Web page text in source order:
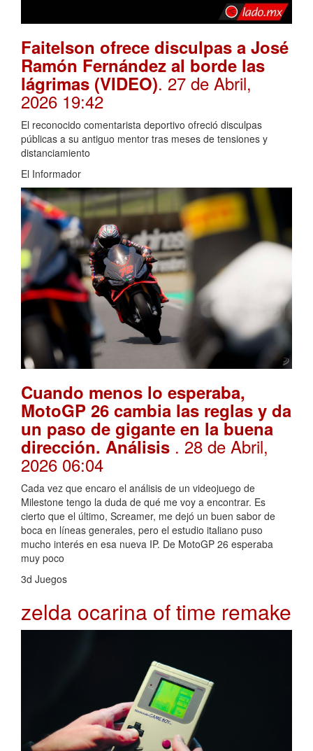
Faitelson ofrece disculpas a José
Ramón Fernández al borde las
lágrimas (VIDEO). 27 de Abril,
2026 19:42
El reconocido comentarista deportivo ofreció disculpas
públicas a su antiguo mentor tras meses de tensiones y
distanciamiento
El Informador
Cuando menos lo esperaba,
MotoGP 26 cambia las reglas y da
un paso de gigante en la buena
dirección. Análisis . 28 de Abril,
2026 06:04
Cada vez que encaro el análisis de un videojuego de
Milestone tengo la duda de qué me voy a encontrar. Es
cierto que el último, Screamer, me dejó un buen sabor de
boca en líneas generales, pero el estudio italiano puso
mucho interés en esa nueva IP. De MotoGP 26 esperaba
muy poco
3d Juegos
zelda ocarina of time remake